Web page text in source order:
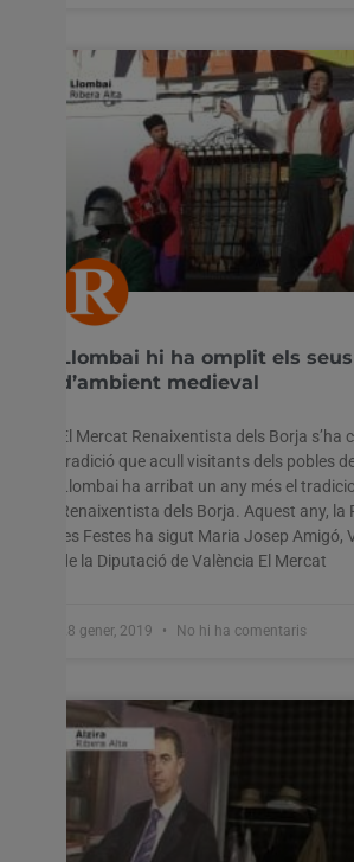
Llombai hi ha omplit els
d’ambient medieval
El Mercat Renaixentista dels Borja s’ha
tradició que acull visitants dels pobles
Llombai ha arribat un any més el
Renaixentista dels Borja. Aquest any, la
les Festes ha sigut Maria Josep Amigó,
de la Diputació de València El Mercat
28 gener, 2019 No hi ha comentaris